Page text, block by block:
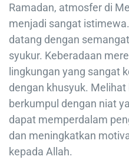
Ramadan, atmosfer di
menjadi sangat
datang dengan
syukur. Keberadaan
lingkungan yang sangat
dengan khusyuk.
berkumpul dengan niat
dapat memperdalam
dan meningkatkan
kepada Allah.